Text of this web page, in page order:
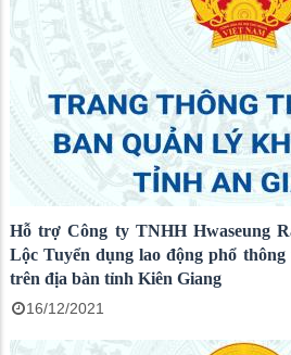
Hỗ trợ Công ty TNHH Hwaseung
Lộc Tuyển dụng lao động phổ
trên địa bàn tỉnh Kiên Giang
16/12/2021